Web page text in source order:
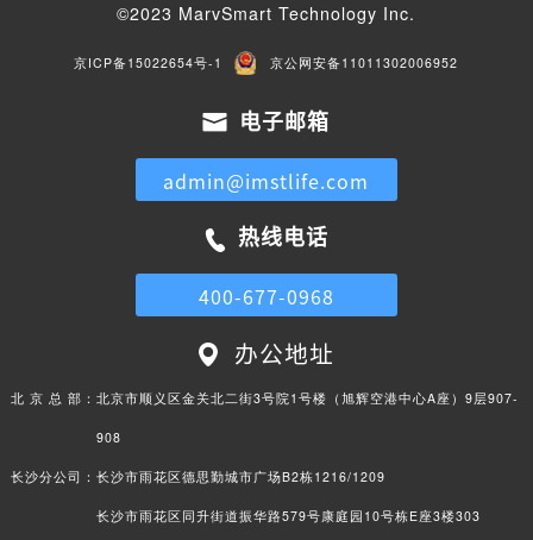
©2023 MarvSmart Technology Inc.
京ICP备15022654号-1 京公网安备11011302006952
电子邮箱
admin@imstlife.com
热线电话
400-677-0968
办公地址
北 京 总 部： 北京市顺义区金关北二街3号院1号楼（旭辉空港中心A座）9层907-
908
长沙分公司： 长沙市雨花区德思勤城市广场B2栋1216/1209
长沙市雨花区同升街道振华路579号康庭园10号栋E座3楼303